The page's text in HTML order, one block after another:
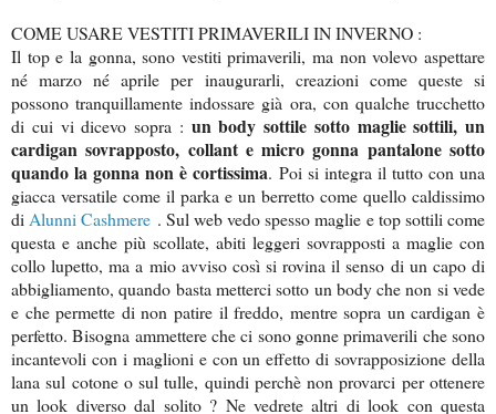
COME USARE VESTITI PRIMAVERILI IN INVERNO :
Il top e la gonna, sono vestiti primaverili, ma non volevo aspettare
né marzo né aprile per inaugurarli, creazioni come queste si
possono tranquillamente indossare già ora, con qualche trucchetto
di cui vi dicevo sopra : un body sottile sotto maglie sottili, un
cardigan sovrapposto, collant e micro gonna pantalone sotto
quando la gonna non è cortissima. Poi si integra il tutto con una
giacca versatile come il parka e un berretto come quello caldissimo
di Alunni Cashmere . Sul web vedo spesso maglie e top sottili come
questa e anche più scollate, abiti leggeri sovrapposti a maglie con
collo lupetto, ma a mio avviso così si rovina il senso di un capo di
abbigliamento, quando basta metterci sotto un body che non si vede
e che permette di non patire il freddo, mentre sopra un cardigan è
perfetto. Bisogna ammettere che ci sono gonne primaverili che sono
incantevoli con i maglioni e con un effetto di sovrapposizione della
lana sul cotone o sul tulle, quindi perchè non provarci per ottenere
un look diverso dal solito ? Ne vedrete altri di look con questa